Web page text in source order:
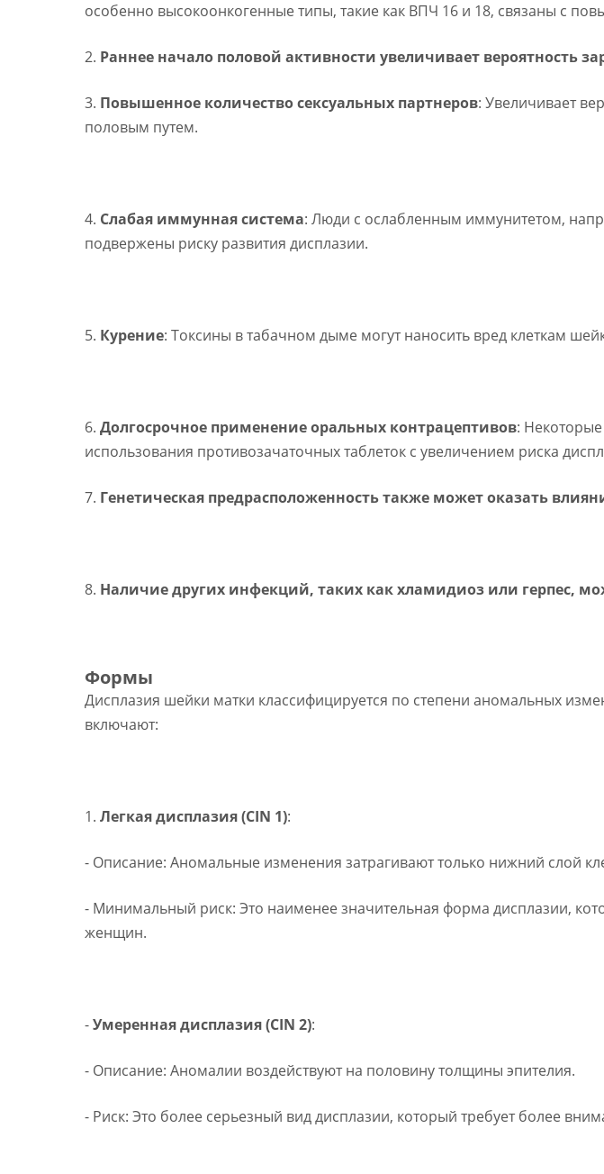
особенно высокоонкогенные типы, такие как ВПЧ 16 и 18, связаны с
2. Раннее начало половой активности увеличивает вероятность
3. Повышенное количество сексуальных партнеров: Увеличивает
половым путем.
4. Слабая иммунная система: Люди с ослабленным иммунитетом,
подвержены риску развития дисплазии.
5. Курение: Токсины в табачном дыме могут наносить вред клеткам
6. Долгосрочное применение оральных контрацептивов:
использования противозачаточных таблеток с увеличением риска
7. Генетическая предрасположенность также может оказать
8. Наличие других инфекций, таких как хламидиоз или герпес,
Формы
Дисплазия шейки матки классифицируется по степени аномальных
включают:
1. Легкая дисплазия (CIN 1):
- Описание: Аномальные изменения затрагивают только нижний слой
- Минимальный риск: Это наименее значительная форма дисплазии,
женщин.
-Умеренная дисплазия (CIN 2):
- Описание: Аномалии воздействуют на половину толщины эпителия.
- Риск: Это более серьезный вид дисплазии, который требует более